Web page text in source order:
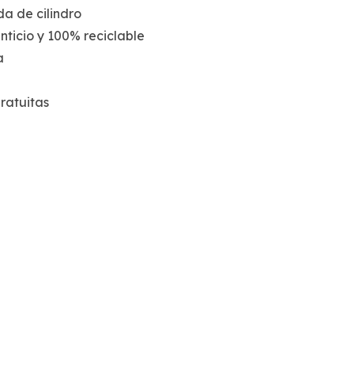
de cilindro
y 100% reciclable